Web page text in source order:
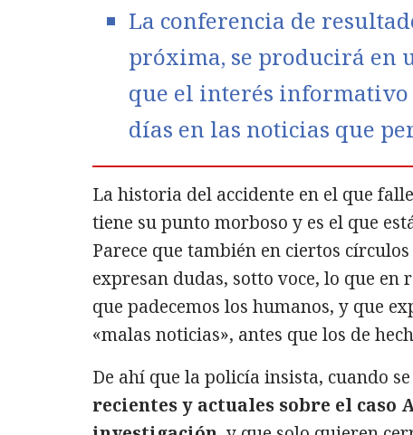
La conferencia de
próxima, se producirá en
que el interés informativo
días en las noticias que
La historia del accidente en el que
tiene su punto morboso y es el que
Parece que también en ciertos
expresan dudas, sotto voce, lo que
que padecemos los humanos, y que
«malas noticias», antes que los de
De ahí que la policía insista, cuando
recientes y actuales sobre el caso